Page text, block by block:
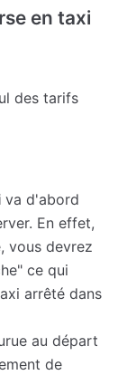
en taxi
des tarifs
va d'abord
En effet,
vous devrez
ce qui
arrêté dans
au départ
de